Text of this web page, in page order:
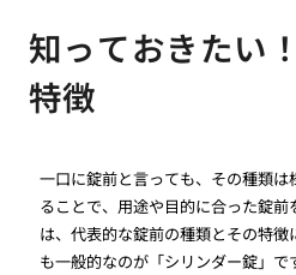
知っておきたい
特徴
一口に錠前と言っても、その種類
ることで、用途や目的に合った錠
は、代表的な錠前の種類とその特
も一般的なのが「シリンダー錠」